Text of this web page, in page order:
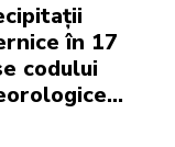
în 17
codului